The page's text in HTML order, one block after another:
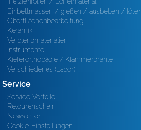
Einbettmassen / gießen / ausbetten / löten
Oberfl ächenbearbeitung
Keramik
Verblendmaterialien
Instrumente
Kieferorthopädie / Klammerdrähte
Verschiedenes (Labor)
Service
Service-Vorteile
Retourenschein
Newsletter
Cookie-Einstellungen